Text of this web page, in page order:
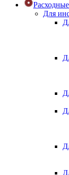
Для